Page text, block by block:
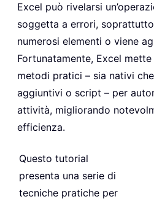
Excel può rivelarsi
soggetta a errori,
numerosi elementi o viene
Fortunatamente, Excel
metodi pratici – sia nativi
aggiuntivi o script – per
attività, migliorando
efficienza.
Questo tutorial
presenta una serie di
tecniche pratiche per